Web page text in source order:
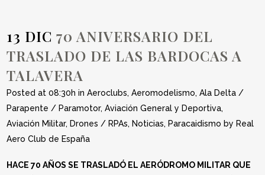
13 DIC 70 ANIVERSARIO DEL
TRASLADO DE LAS BARDOCAS A
TALAVERA
Posted at 08:30h inAeroclubs,Aeromodelismo,Ala Delta /
Parapente / Paramotor,Aviación General y Deportiva,
Aviación Militar, Drones / RPAs, Noticias, Paracaidismo by Real
Aero Club de España
HACE 70 AÑOS SE TRASLADÓ EL AERÓDROMO MILITAR QUE